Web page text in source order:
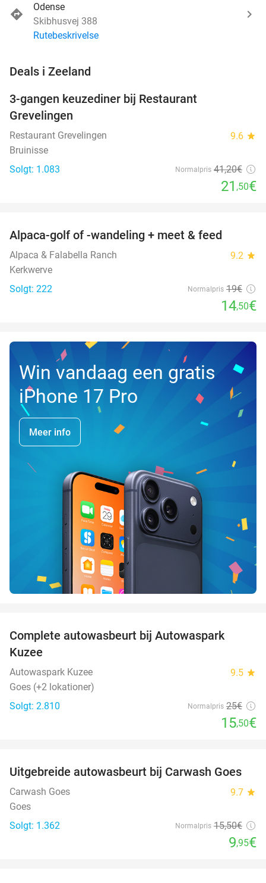
Odense
Skibhusvej 388
Rutebeskrivelse
Deals i Zeeland
3-gangen keuzediner bij Restaurant
Grevelingen
Restaurant Grevelingen 9.6 star
Bruinisse
Solgt: 1.083
Normalpris 41,20€
21 ,50€
Alpaca-golf of -wandeling + meet & feed
Alpaca & Falabella Ranch 9.2 star
Kerkwerve
Solgt: 222
Normalpris 19€
14,50€
Win vandaag een gratis
iPhone 17 Pro
Meer info
Complete autowasbeurt bij Autowaspark
Kuzee
Autowaspark Kuzee 9.5 star
Goes (+2 lokationer)
Solgt: 2.810
Normalpris 25€
15,50€
36%
Uitgebreide autowasbeurt bij Carwash Goes
Carwash Goes 9.7 star
Goes
Solgt: 1.362
Normalpris 15,50€
9,95€